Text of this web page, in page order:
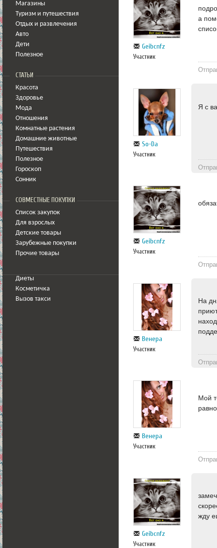
Магазины
Туризм и путешествия
Отдых и развлечения
Авто
Дети
Полезное
СТАТЬИ
Красота
Здоровье
Мода
Отношения
Комнатные растения
Домашние животные
Путешествия
Полезное
Гороскоп
Сонник
СОВМЕСТНЫЕ ПОКУПКИ
Список закупок
Для взрослых
Детские товары
Зарубежные покупки
Прочие товары
Диеты
Косметичка
Вызов такси
Geibcnfz
Участник
а
So-Da
Участник
Я с
Geibcnfz
Участник
Венера
Участник
На
Венера
Участник
Мой
Geibcnfz
Участник
жду